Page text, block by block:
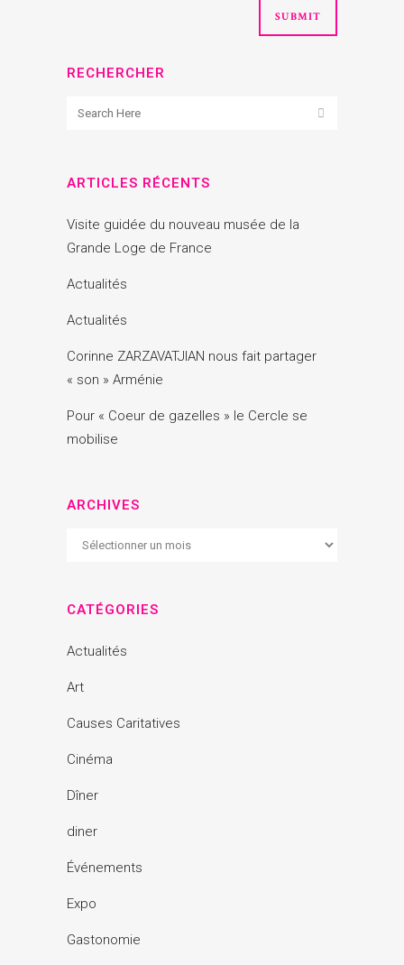
RECHERCHER
ARTICLES RÉCENTS
Visite guidée du nouveau musée de la
Grande Loge de France
Actualités
Actualités
Corinne ZARZAVATJIAN nous fait partager
« son » Arménie
Pour « Coeur de gazelles » le Cercle se
mobilise
ARCHIVES
Archives
CATÉGORIES
Actualités
Art
Causes Caritatives
Cinéma
Dîner
diner
Événements
Expo
Gastonomie